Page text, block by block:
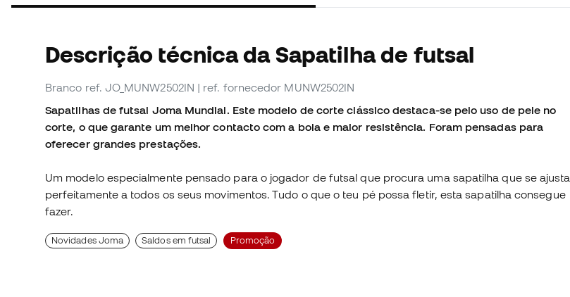
Descrição técnica da Sapatilha de futsal
Branco ref. JO_MUNW2502IN | ref. fornecedor MUNW2502IN
Sapatilhas de futsal Joma Mundial. Este modelo de corte clássico destaca-se pelo uso de pele no
corte, o que garante um melhor contacto com a bola e maior resistência. Foram pensadas para
oferecer grandes prestações.
Um modelo especialmente pensado para o jogador de futsal que procura uma sapatilha que se ajusta
perfeitamente a todos os seus movimentos. Tudo o que o teu pé possa fletir, esta sapatilha consegue
fazer.
Novidades Joma Saldos em futsal Promoção